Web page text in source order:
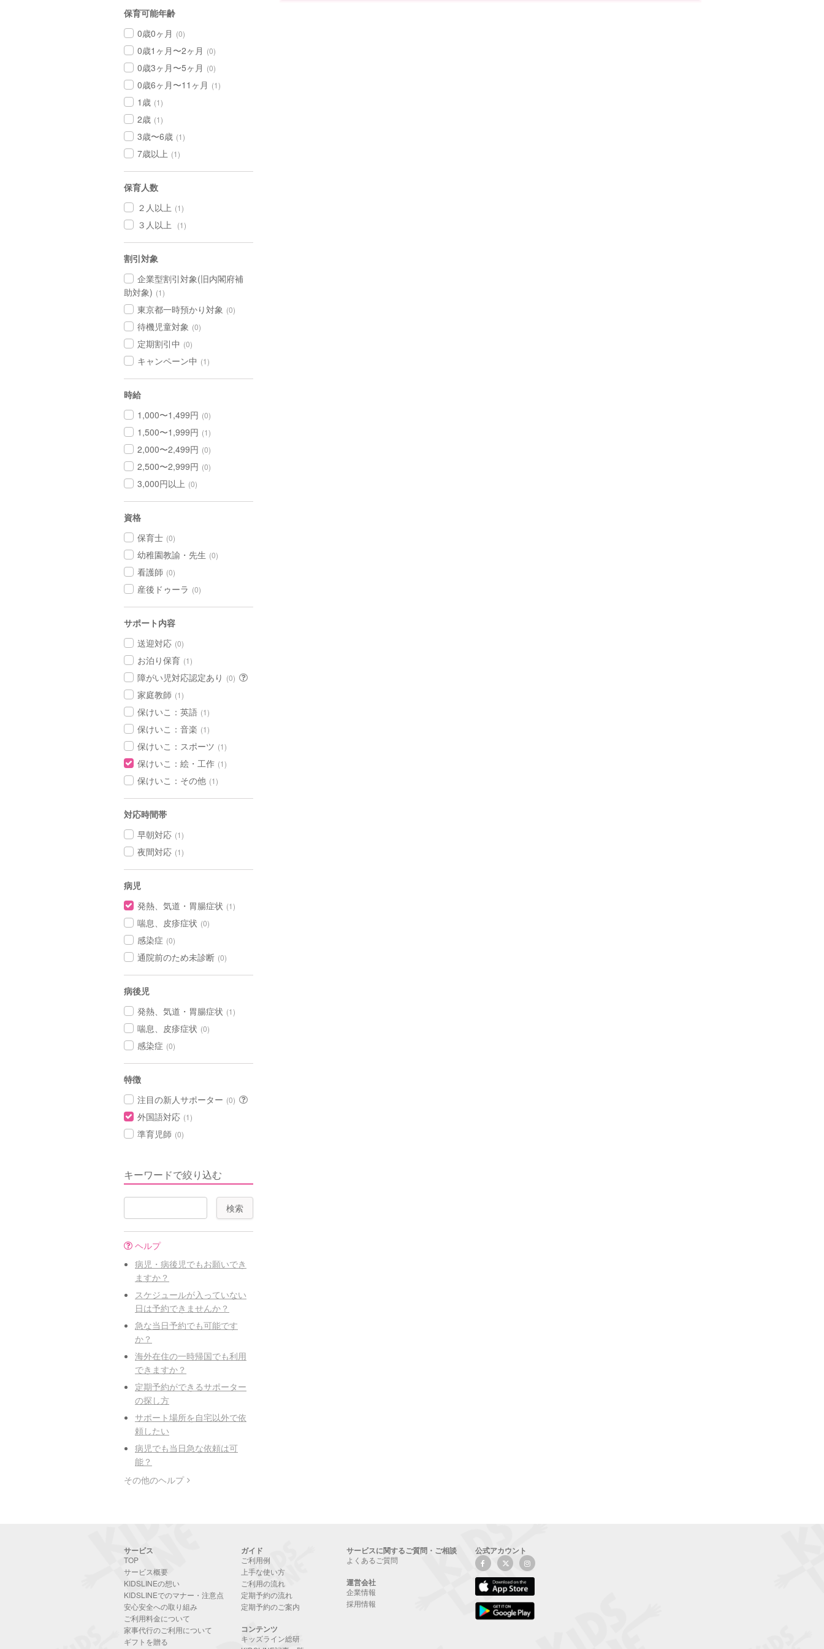
保育可能年齢
0歳0ヶ月 (0)
0歳1ヶ月〜2ヶ月 (0)
0歳3ヶ月〜5ヶ月 (0)
0歳6ヶ月〜11ヶ月 (1)
1歳 (1)
2歳 (1)
3歳〜6歳 (1)
7歳以上 (1)
保育人数
２人以上 (1)
３人以上 (1)
割引対象
企業型割引対象(旧内閣府補
助対象) (1)
東京都一時預かり対象 (0)
待機児童対象 (0)
定期割引中 (0)
キャンペーン中 (1)
時給
1,000〜1,499円 (0)
1,500〜1,999円 (1)
2,000〜2,499円 (0)
2,500〜2,999円 (0)
3,000円以上 (0)
資格
保育士 (0)
幼稚園教諭・先生 (0)
看護師 (0)
産後ドゥーラ (0)
サポート内容
送迎対応 (0)
お泊り保育 (1)
障がい児対応認定あり (0)
家庭教師 (1)
保けいこ：英語 (1)
保けいこ：音楽 (1)
保けいこ：スポーツ (1)
保けいこ：絵・工作 (1)
保けいこ：その他 (1)
対応時間帯
早朝対応 (1)
夜間対応 (1)
病児
発熱、気道・胃腸症状 (1)
喘息、皮疹症状 (0)
感染症 (0)
通院前のため未診断 (0)
病後児
発熱、気道・胃腸症状 (1)
喘息、皮疹症状 (0)
感染症 (0)
特徴
注目の新人サポーター (0)
外国語対応 (1)
準育児師 (0)
キーワードで絞り込む
ヘルプ
病児・病後児でもお願いでき
ますか？
スケジュールが入っていない
日は予約できませんか？
急な当日予約でも可能です
か？
海外在住の一時帰国でも利用
できますか？
定期予約ができるサポーター
の探し方
サポート場所を自宅以外で依
頼したい
病児でも当日急な依頼は可
能？
その他のヘルプ
サービス
TOP
サービス概要
KIDSLINEの想い
KIDSLINEでのマナー・注意点
安心安全への取り組み
ご利用料金について
家事代行のご利用について
ギフトを贈る
ガイド
ご利用例
上手な使い方
ご利用の流れ
定期予約の流れ
定期予約のご案内
コンテンツ
キッズライン総研
サービスに関するご質問・ご相談
よくあるご質問
運営会社
企業情報
採用情報
公式アカウント